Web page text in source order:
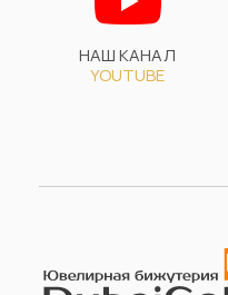
НАШ КАНАЛ
YOUTUBE